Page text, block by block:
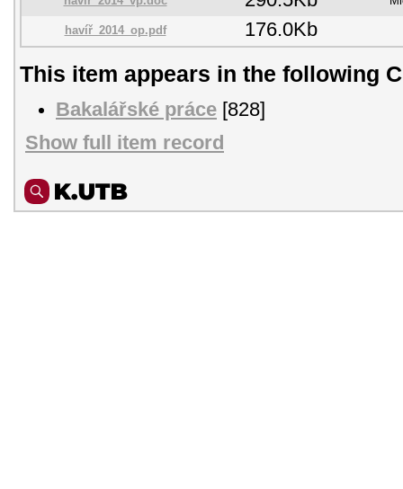
havíř_2014_op.pdf 176.0Kb
This item appears in the following
Bakalářské práce [828]
Show full item record